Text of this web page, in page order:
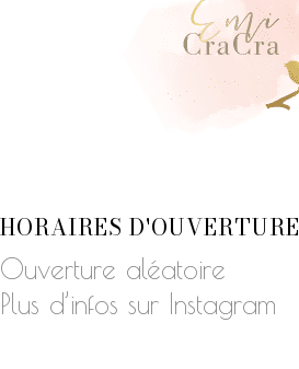
HORAIRES D'OUVERTURE
Ouverture aléatoire
Plus d’infos sur Instagram